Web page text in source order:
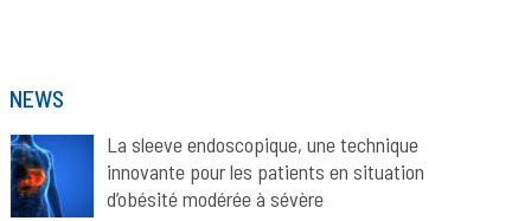
NEWS
La sleeve endoscopique, une technique
innovante pour les patients en situation
d’obésité modérée à sévère